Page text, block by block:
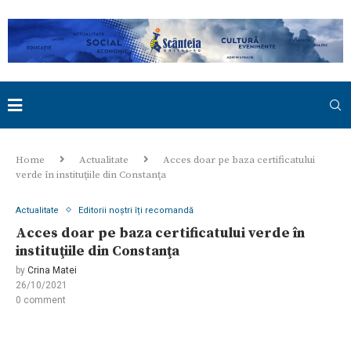
Home Actualitate
Acces doar pe baza certificatului
verde în instituţiile din Constanţa
Actualitate Editorii noștri îți recomandă
Acces doar pe baza certificatului verde în
instituţiile din Constanţa
by Crina Matei
26/10/2021
0 comment